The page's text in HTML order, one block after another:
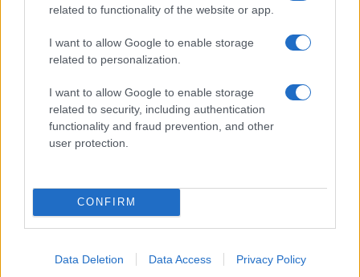
related to functionality of the website or app.
I want to allow Google to enable storage
related to personalization.
I want to allow Google to enable storage
related to security, including authentication
functionality and fraud prevention, and other
user protection.
CONFIRM
Data Deletion Data Access Privacy Policy
Δυναμική διαχείριση ενέργειας
Το σύστημα διαχείρισης ενέργειας του Audi Nuvolari αντλεί
επίσης έμπνευση από τον μηχανοκίνητο αθλητισμό. Οι